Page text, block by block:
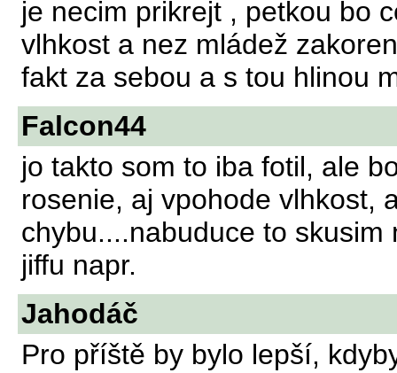
je necim prikrejt , petkou bo
vlhkost a nez mládež
fakt za sebou a s tou hlinou
Falcon44
jo takto som to iba fotil, ale
rosenie, aj vpohode vlhkost,
chybu....nabuduce to
jiffu napr.
Jahodáč
Pro příště by bylo lepší,